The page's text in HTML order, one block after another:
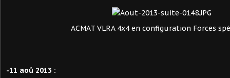
ACMAT VLRA 4x4 en configuration Forces
-11 aoû 2013 :